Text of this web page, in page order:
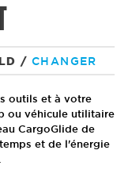
/CHANGER
outils et à votre
ou véhicule utilitaire
CargoGlide de
et de l'énergie